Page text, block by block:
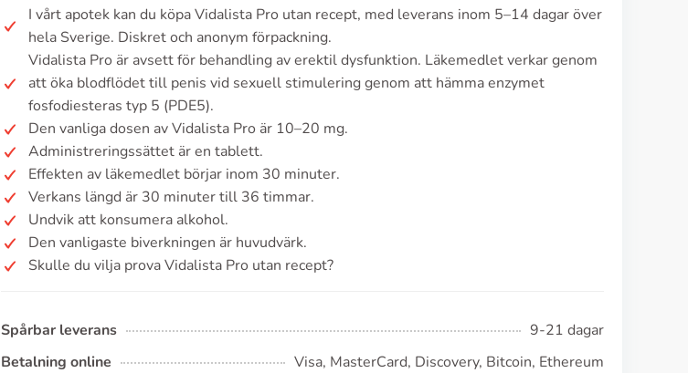
I vårt apotek kan du köpa Vidalista Pro utan recept, med leverans inom 5–14 dagar över
hela Sverige. Diskret och anonym förpackning.
Vidalista Pro är avsett för behandling av erektil dysfunktion. Läkemedlet verkar genom
att öka blodflödet till penis vid sexuell stimulering genom att hämma enzymet
fosfodiesteras typ 5 (PDE5).
Den vanliga dosen av Vidalista Pro är 10–20 mg.
Administreringssättet är en tablett.
Effekten av läkemedlet börjar inom 30 minuter.
Verkans längd är 30 minuter till 36 timmar.
Undvik att konsumera alkohol.
Den vanligaste biverkningen är huvudvärk.
Skulle du vilja prova Vidalista Pro utan recept?
Spårbar leverans
9-21 dagar
Betalning online
Visa, MasterCard, Discovery, Bitcoin, Ethereum